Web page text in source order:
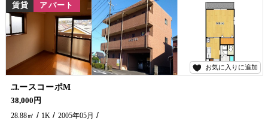
お気に入りに追加
賃貸 アパート
ユースコーポM
学生さんおすすめ♪ 近くにディスカウントストアがあり、買い物も楽ですよ～(^^♪ 延岡市の賃貸アパート探しは五ヶ瀬不動産まで!!!
38,000円
28.88㎡
1K 2005年05月